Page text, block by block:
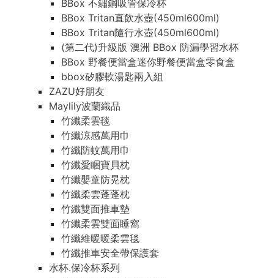
BBox 不鏽鋼吸管保冷杯
BBox Tritan直飲水壺(450ml600ml)
BBox Tritan隨行水壺(450ml600ml)
(第二代)升級版 澳洲 BBox 防漏學習水杯
BBox 野餐便當盒迷你野餐便當盒零食盒
bbox矽膠軟湯匙兩入組
ZAZU好朋友
Maylily波蘭織品
竹纖柔雲毯
竹纖涼感萬用巾
竹纖防蚊萬用巾
竹纖愛睏寶貝枕
竹纖嬰童防晃枕
竹纖柔雲蓬蓬枕
竹纖雙面推車墊
竹纖柔雲雙面睡窩
竹纖維暖暖柔雲毯
竹纖推車安全帶保護套
水杯.保冷杯系列